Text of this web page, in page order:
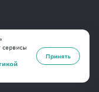
сервисы
Принять